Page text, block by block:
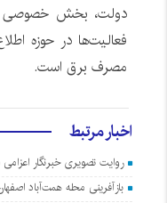
دولت، بخش خصوصی و
فعالیت‌ها در حوزه
مصرف برق است.
اخبار مرتبط
روایت تصویری خبرنگار
بازآفرینی محله همت‌آباد اصفهان با احداث ۱۳۰ واحد